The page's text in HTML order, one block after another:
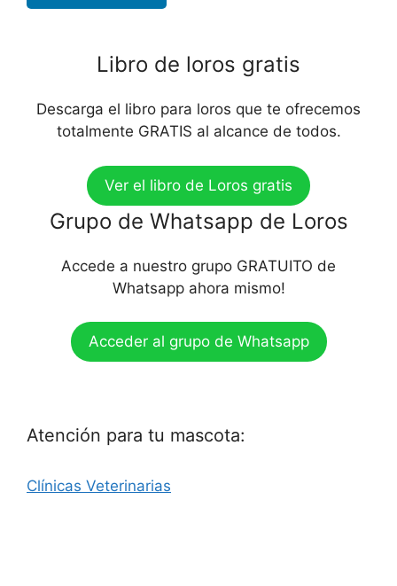
Libro de loros gratis
Descarga el libro para loros que te ofrecemos
totalmente GRATIS al alcance de todos.
Ver el libro de Loros gratis
Grupo de Whatsapp de Loros
Accede a nuestro grupo GRATUITO de
Whatsapp ahora mismo!
Acceder al grupo de Whatsapp
Atención para tu mascota:
Clínicas Veterinarias